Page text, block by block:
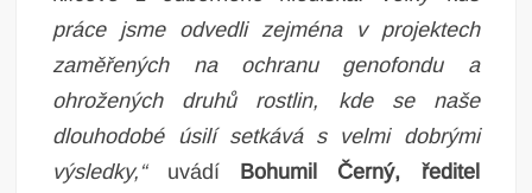
práce jsme odvedli zejména v projektech
zaměřených na ochranu genofondu a
ohrožených druhů rostlin, kde se naše
dlouhodobé úsilí setkává s velmi dobrými
výsledky,“ uvádí Bohumil Černý, ředitel